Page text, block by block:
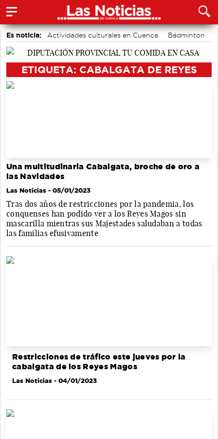
Es noticia: Actividades culturales en Cuenca
Bádminton
Medio Ambiente
ETIQUETA: CABALGATA DE REYES
Una multitudinaria Cabalgata, broche de oro a
las Navidades
Las Noticias - 05/01/2023
Tras dos años de restricciones por la pandemia, los
conquenses han podido ver a los Reyes Magos sin
mascarilla mientras sus Majestades saludaban a todas
las familias efusivamente
Restricciones de tráfico este jueves por la
cabalgata de los Reyes Magos
Las Noticias - 04/01/2023